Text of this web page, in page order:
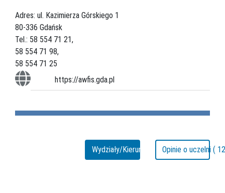
Adres: ul. Kazimierza Górskiego 1
80-336 Gdańsk
Tel.: 58 554 71 21,
58 554 71 98,
58 554 71 25
https://awfis.gda.pl
Wydziały/Kierunki Opinie o uczelni (